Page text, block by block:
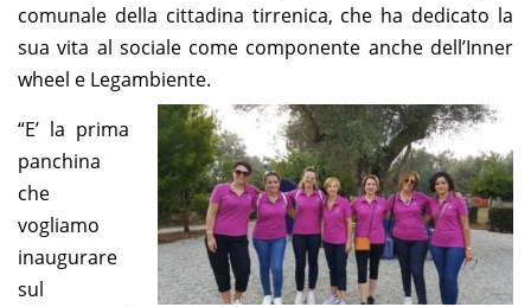
comunale della cittadina tirrenica, che ha dedicato la
sua vita al sociale come componente anche dell’Inner
wheel e Legambiente.
“E’ la prima
panchina
che
vogliamo
inaugurare
sul